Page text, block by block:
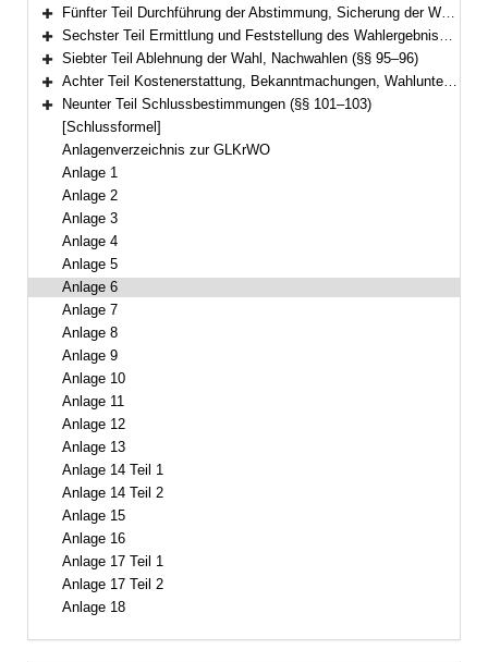
Bereich erweitern
Bereich erweitern
Fünfter Teil Durchführung der Abstimmung, Sicherung der Wahlfreiheit, Briefwahl (§§ 53–78)
Bereich erweitern
Sechster Teil Ermittlung und Feststellung des Wahlergebnisses (§§ 79–94)
Bereich erweitern
Siebter Teil Ablehnung der Wahl, Nachwahlen (§§ 95–96)
Bereich erweitern
Achter Teil Kostenerstattung, Bekanntmachungen, Wahlunterlagen (§§ 97–100)
Bereich erweitern
Neunter Teil Schlussbestimmungen (§§ 101–103)
[Schlussformel]
Anlagenverzeichnis zur GLKrWO
Anlage 1
Anlage 2
Anlage 3
Anlage 4
Anlage 5
Anlage 6
Anlage 7
Anlage 8
Anlage 9
Anlage 10
Anlage 11
Anlage 12
Anlage 13
Anlage 14 Teil 1
Anlage 14 Teil 2
Anlage 15
Anlage 16
Anlage 17 Teil 1
Anlage 17 Teil 2
Anlage 18